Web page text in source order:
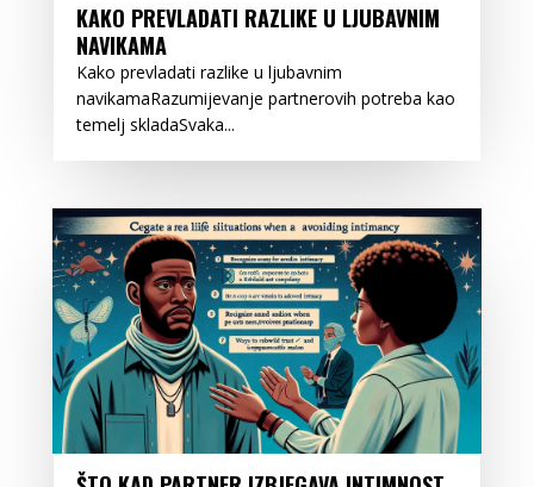
KAKO PREVLADATI RAZLIKE U LJUBAVNIM
NAVIKAMA
Kako prevladati razlike u ljubavnim
navikamaRazumijevanje partnerovih potreba kao
temelj skladaSvaka...